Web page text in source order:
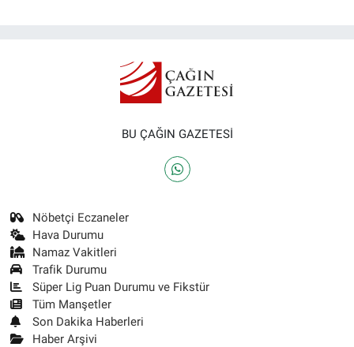
BU ÇAĞIN GAZETESİ
Nöbetçi Eczaneler
Hava Durumu
Namaz Vakitleri
Trafik Durumu
Süper Lig Puan Durumu ve Fikstür
Tüm Manşetler
Son Dakika Haberleri
Haber Arşivi